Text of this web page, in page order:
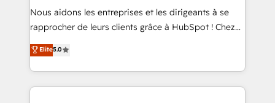
B2B sectors such as manufacturing, SaaS and
business services. We prepare a customized
impact of your digital transformation, including a
detailed financial rationale with a focus on ROI and
Nous aidons les entreprises et les dirigeants à se
rapprocher de leurs clients grâce à HubSpot ! Chez
DIGITALISIM, nous avons l'intime conviction que la
réussite des entreprises passe par l’innovation web,
le marketing digital, et la relation client ! C'est
pourquoi, nos experts sont à la fois capables de
Elite5.0